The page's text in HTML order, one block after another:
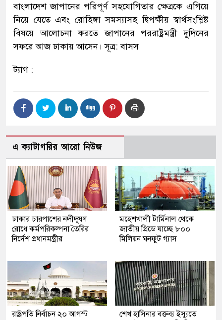
বাংলাদেশ জাপানের পরিপূর্ণ সহযোগিতার ক্ষেত্রকে এগিয়ে
নিয়ে যেতে এবং রোহিঙ্গা সমস্যাসহ দ্বিপক্ষীয় স্বার্থসংশ্লিষ্ট
বিষয়ে আলোচনা করতে জাপানের পররাষ্ট্রমন্ত্রী দুদিনের
সফরে আজ ঢাকায় আসেন। সূত্র: বাসস
ট্যাগ :
এ ক্যাটাগরির আরো নিউজ
ঢাকার চারপাশের নদীদূষণ
রোধে কর্মপরিকল্পনা তৈরির
নির্দেশ প্রধানমন্ত্রীর
মহেশখালী টার্মিনাল থেকে
জাতীয় গ্রিডে যাচ্ছে ৮০০
মিলিয়ন ঘনফুট গ্যাস
রাষ্ট্রপতি নির্বাচন ২০ আগস্ট
শেখ হাসিনার বক্তব্য ইস্যুতে